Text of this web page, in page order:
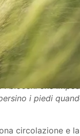
i blocchi che
i piedi
circolazione e